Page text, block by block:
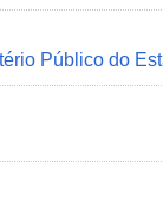
Público do